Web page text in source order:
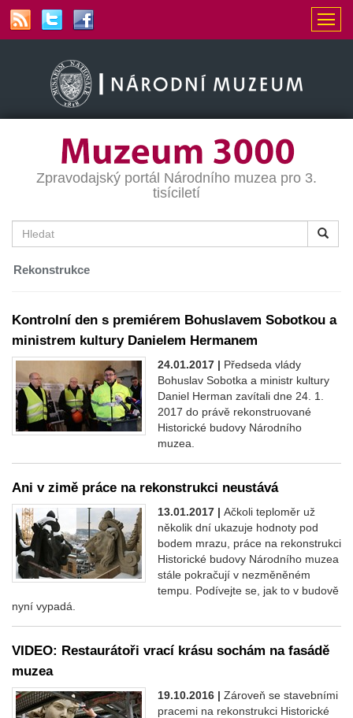
Zpravodajský portál Národního muzea pro 3.
tisíciletí
Rekonstrukce
Kontrolní den s premiérem Bohuslavem Sobotkou a
ministrem kultury Danielem Hermanem
24.01.2017 | Předseda vlády
Bohuslav Sobotka a ministr kultury
Daniel Herman zavítali dne 24. 1.
2017 do právě rekonstruované
Historické budovy Národního
muzea.
Ani v zimě práce na rekonstrukci neustává
13.01.2017 | Ačkoli teploměr už
několik dní ukazuje hodnoty pod
bodem mrazu, práce na rekonstrukci
Historické budovy Národního muzea
stále pokračují v nezměněném
tempu. Podívejte se, jak to v budově
nyní vypadá.
VIDEO: Restaurátoři vrací krásu sochám na fasádě
muzea
19.10.2016 | Zároveň se stavebními
pracemi na rekonstrukci Historické